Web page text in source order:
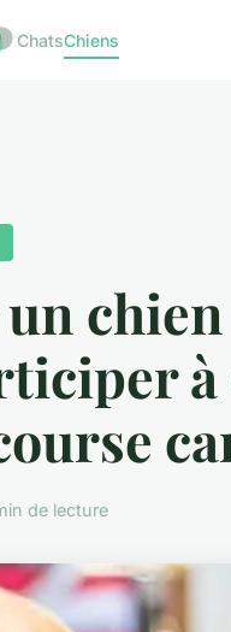
ChatsChiens
chien
à
de lecture